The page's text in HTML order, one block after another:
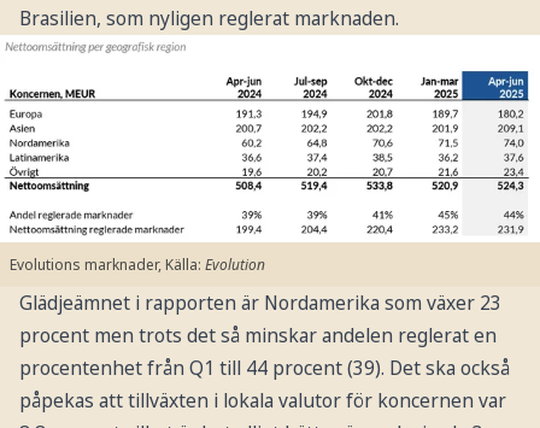
Brasilien, som nyligen reglerat marknaden.
Evolutions marknader, Källa: Evolution
Glädjeämnet i rapporten är Nordamerika som växer 23
procent men trots det så minskar andelen reglerat en
procentenhet från Q1 till 44 procent (39). Det ska också
påpekas att tillväxten i lokala valutor för koncernen var